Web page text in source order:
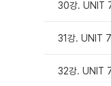
30강. UNIT
31강. UNIT
32강. UNIT